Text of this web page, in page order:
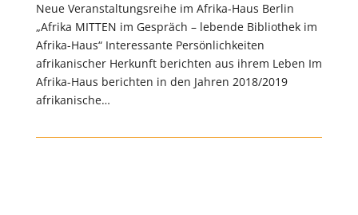
Neue Veranstaltungsreihe im Afrika-Haus Berlin
„Afrika MITTEN im Gespräch – lebende Bibliothek im
Afrika-Haus“ Interessante Persönlichkeiten
afrikanischer Herkunft berichten aus ihrem Leben Im
Afrika-Haus berichten in den Jahren 2018/2019
afrikanische…